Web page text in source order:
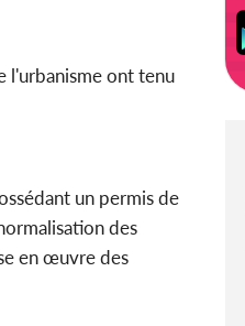
l'urbanisme ont tenu
un permis de
des
en œuvre des